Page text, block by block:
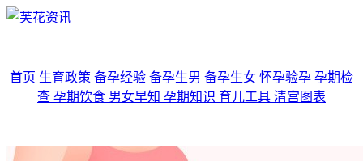
首页 生育政策 备孕经验 备孕生男 备孕生女 怀孕验孕 孕期检
查 孕期饮食 男女早知 孕期知识 育儿工具 清宫图表